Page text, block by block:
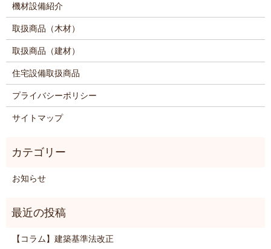
機材設備紹介
取扱商品（木材）
取扱商品（建材）
住宅設備取扱商品
プライバシーポリシー
サイトマップ
お知らせ
【コラム】建築基準法改正